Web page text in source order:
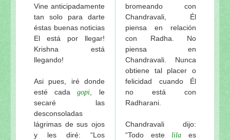
Vine anticipadamente
tan solo para darte
éstas buenas noticias
El está por llegar!
Krishna está
llegando!
Asi pues, iré donde
esté cada gopi , le
secaré las
desconsoladas
lágrimas de sus ojos
y les diré: “Los
bromeando con
Chandravali, Él
piensa en relación
con Radha. No
piensa en
Chandravali. Nunca
obtiene tal placer o
felicidad cuando Él
no está con
Radharani.
Chandravali dijo:
“Todo este lila es